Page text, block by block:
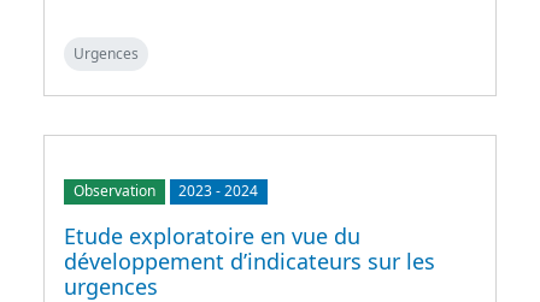
Urgences
Observation 2023-2024
Etude exploratoire en vue du
développement d’indicateurs sur les
urgences